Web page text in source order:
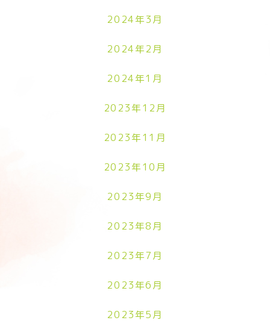
2024年3月
2024年2月
2024年1月
2023年12月
2023年11月
2023年10月
2023年9月
2023年8月
2023年7月
2023年6月
2023年5月